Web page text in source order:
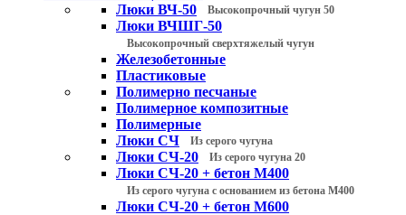
Люки ВЧ-50
Высокопрочный чугун 50
Люки ВЧШГ-50
Высокопрочный сверхтяжелый чугун
Железобетонные
Пластиковые
Полимерно песчаные
Полимерное композитные
Полимерные
Люки СЧ
Из серого чугуна
Люки СЧ-20 Из серого чугуна 20
Люки СЧ-20 + бетон М400
Из серого чугуна с основанием из бетона М400
Люки СЧ-20 + бетон М600